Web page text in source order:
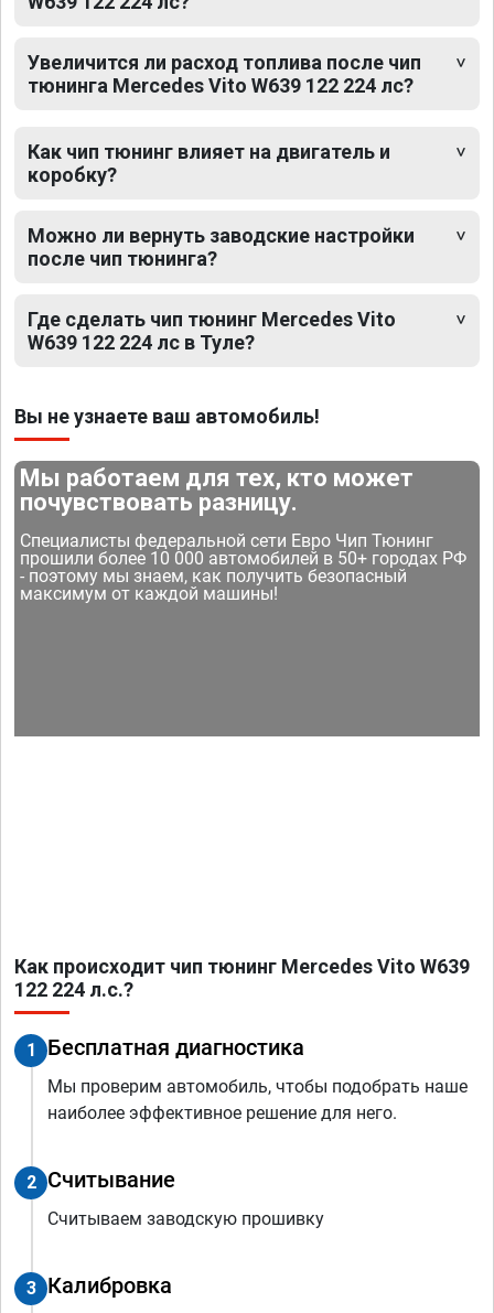
Увеличится ли расход топлива после чип
тюнинга Mercedes Vito W639 122 224 лс?
Как чип тюнинг влияет на двигатель и
коробку?
Можно ли вернуть заводские настройки
после чип тюнинга?
Где сделать чип тюнинг Mercedes Vito
W639 122 224 лс в Туле?
Вы не узнаете ваш автомобиль!
Мы работаем для тех, кто может
почувствовать разницу.
Специалисты федеральной сети Евро Чип Тюнинг
прошили более 10 000 автомобилей в 50+ городах РФ
- поэтому мы знаем, как получить безопасный
максимум от каждой машины!
Как происходит чип тюнинг Mercedes Vito W639
122 224 л.с.?
1 Бесплатная диагностика
Мы проверим автомобиль, чтобы подобрать наше
наиболее эффективное решение для него.
2 Считывание
Считываем заводскую прошивку
3 Калибровка